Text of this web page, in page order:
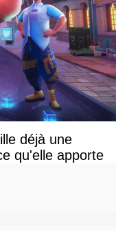
déjà une
qu'elle apporte